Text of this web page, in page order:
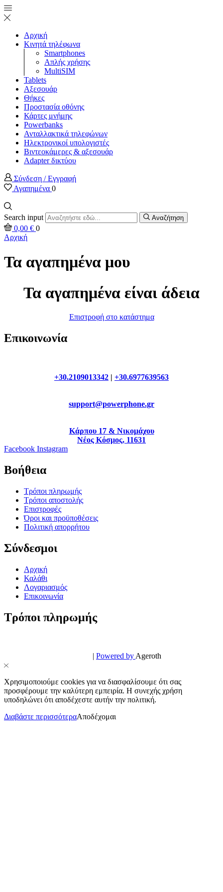
Αρχική
Κινητά τηλέφωνα
Smartphones
Απλής χρήσης
MultiSIM
Tablets
Αξεσουάρ
Θήκες
Προστασία οθόνης
Κάρτες μνήμης
Powerbanks
Ανταλλακτικά τηλεφώνων
Ηλεκτρονικοί υπολογιστές
Βιντεοκάμερες & αξεσουάρ
Adapter δικτύου
Σύνδεση / Εγγραφή
Αγαπημένα 0
Search input Αναζήτηση
0,00 € 0
Αρχική
Τα αγαπημένα μου
Τα αγαπημένα είναι άδεια
Επιστροφή στο κατάστημα
Επικοινωνία
+30.2109013342 | +30.6977639563
support@powerphone.gr
Κάρπου 17 & Νικομάχου
Νέος Κόσμος, 11631
Facebook Instagram
Βοήθεια
Τρόποι πληρωμής
Τρόποι αποστολής
Επιστροφές
Όροι και προϋποθέσεις
Πολιτική απορρήτου
Σύνδεσμοι
Αρχική
Καλάθι
Λογαριασμός
Επικοινωνία
Τρόποι πληρωμής
Powered byAgeroth
Χρησιμοποιούμε cookies για να διασφαλίσουμε ότι σας
προσφέρουμε την καλύτερη εμπειρία. Η συνεχής χρήση
υποδηλώνει ότι αποδέχεστε αυτήν την πολιτική.
Διαβάστε περισσότεραΑποδέχομαι